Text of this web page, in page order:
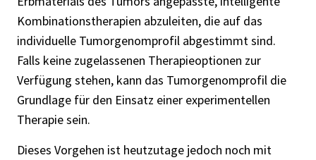
Kombinationstherapien abzuleiten, die auf das
individuelle Tumorgenomprofil abgestimmt sind.
Falls keine zugelassenen Therapieoptionen zur
Verfügung stehen, kann das Tumorgenomprofil die
Grundlage für den Einsatz einer experimentellen
Therapie sein.
Dieses Vorgehen ist heutzutage jedoch noch mit